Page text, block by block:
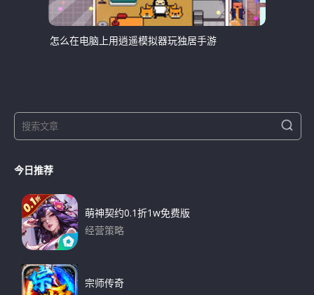
怎么在电脑上用逍遥模拟器玩独居手游
e
r
S
e
今日推荐
萌神契约0.1折1w免费版
经营策略
宗师传奇